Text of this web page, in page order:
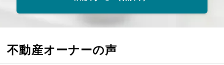
不動産オーナーの声